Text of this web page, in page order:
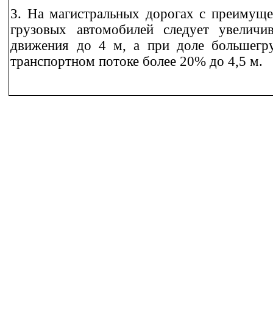
3. На магистральных дорогах с
грузовых автомобилей следует
движения до 4 м, а при доле
транспортном потоке более 20% до 4,5 м.